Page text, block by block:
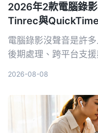
2026年2款電腦錄
Tinrec與
電腦錄影沒聲音是許
後期處理、跨平台支
2026-08-08